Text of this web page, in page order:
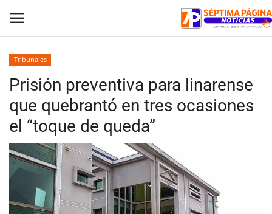
Inicio
Crónica
Policial
Tribunales
Deporte
Tribunales
Prisión preventiva para linarense
que quebrantó en tres ocasiones
el “toque de queda”